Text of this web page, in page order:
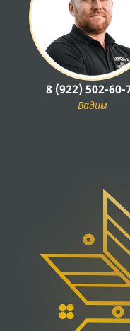
8 (922) 502-60-
Вадим